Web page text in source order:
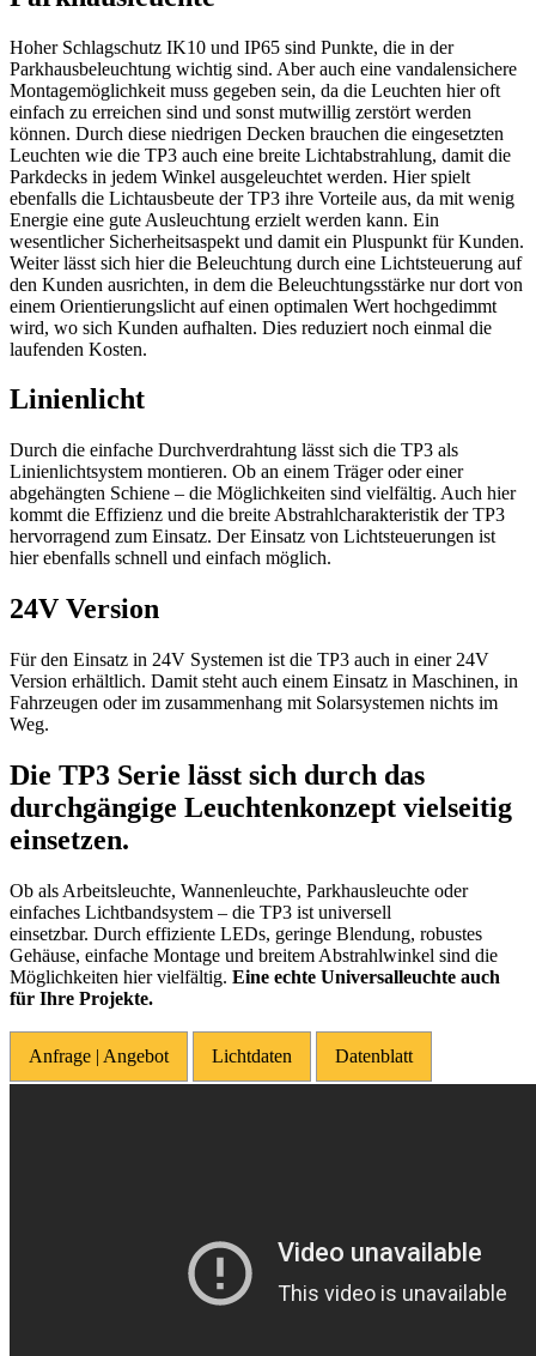
Hoher Schlagschutz IK10 und IP65 sind Punkte, die in der
Parkhausbeleuchtung wichtig sind. Aber auch eine vandalensichere
Montagemöglichkeit muss gegeben sein, da die Leuchten hier oft
einfach zu erreichen sind und sonst mutwillig zerstört werden
können. Durch diese niedrigen Decken brauchen die eingesetzten
Leuchten wie die TP3 auch eine breite Lichtabstrahlung, damit die
Parkdecks in jedem Winkel ausgeleuchtet werden. Hier spielt
ebenfalls die Lichtausbeute der TP3 ihre Vorteile aus, da mit wenig
Energie eine gute Ausleuchtung erzielt werden kann. Ein
wesentlicher Sicherheitsaspekt und damit ein Pluspunkt für Kunden.
Weiter lässt sich hier die Beleuchtung durch eine Lichtsteuerung auf
den Kunden ausrichten, in dem die Beleuchtungsstärke nur dort von
einem Orientierungslicht auf einen optimalen Wert hochgedimmt
wird, wo sich Kunden aufhalten. Dies reduziert noch einmal die
laufenden Kosten.
Linienlicht
Durch die einfache Durchverdrahtung lässt sich die TP3 als
Linienlichtsystem montieren. Ob an einem Träger oder einer
abgehängten Schiene – die Möglichkeiten sind vielfältig. Auch hier
kommt die Effizienz und die breite Abstrahlcharakteristik der TP3
hervorragend zum Einsatz. Der Einsatz von Lichtsteuerungen ist
hier ebenfalls schnell und einfach möglich.
24V Version
Für den Einsatz in 24V Systemen ist die TP3 auch in einer 24V
Version erhältlich. Damit steht auch einem Einsatz in Maschinen, in
Fahrzeugen oder im zusammenhang mit Solarsystemen nichts im
Weg.
Die TP3 Serie lässt sich durch das
durchgängige Leuchtenkonzept vielseitig
einsetzen.
Ob als Arbeitsleuchte, Wannenleuchte, Parkhausleuchte oder
einfaches Lichtbandsystem – die TP3 ist universell
einsetzbar. Durch effiziente LEDs, geringe Blendung, robustes
Gehäuse, einfache Montage und breitem Abstrahlwinkel sind die
Möglichkeiten hier vielfältig. Eine echte Universalleuchte auch
für Ihre Projekte.
Anfrage | Angebot Lichtdaten Datenblatt